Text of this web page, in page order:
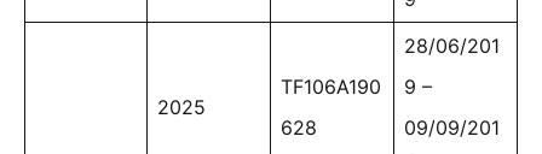
2025
TF106A190
628
28/06/201
9 –
09/09/201